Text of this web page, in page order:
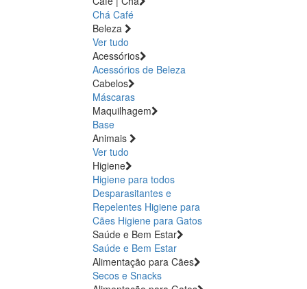
Chá Café
Beleza
Ver tudo
Acessórios
Acessórios de Beleza
Cabelos
Máscaras
Maquilhagem
Base
Animais
Ver tudo
Higiene
Higiene para todos
Desparasitantes e
Repelentes Higiene para
Cães Higiene para Gatos
Saúde e Bem Estar
Saúde e Bem Estar
Alimentação para Cães
Secos e Snacks